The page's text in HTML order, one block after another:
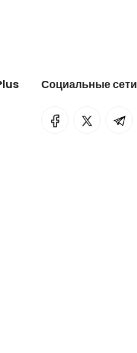
Социальные сети